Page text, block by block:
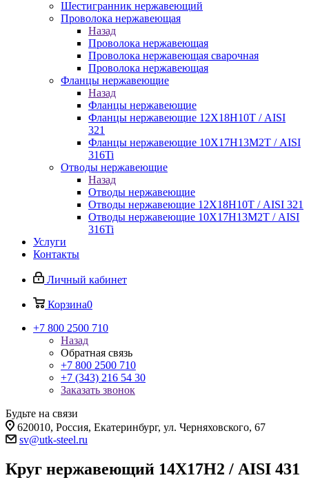
Шестигранник нержавеющий
Проволока нержавеющая
Назад
Проволока нержавеющая
Проволока нержавеющая сварочная
Проволока нержавеющая
Фланцы нержавеющие
Назад
Фланцы нержавеющие
Фланцы нержавеющие 12Х18Н10Т / AISI
321
Фланцы нержавеющие 10Х17Н13М2Т / AISI
316Ti
Отводы нержавеющие
Назад
Отводы нержавеющие
Отводы нержавеющие 12Х18Н10Т / AISI 321
Отводы нержавеющие 10Х17Н13М2Т / AISI
316Ti
Услуги
Контакты
Личный кабинет
Корзина0
+7 800 2500 710
Назад
Обратная связь
+7 800 2500 710
+7 (343) 216 54 30
Заказать звонок
Будьте на связи
620010, Россия, Екатеринбург, ул. Черняховского, 67
sv@utk-steel.ru
Круг нержавеющий 14Х17Н2 / AISI 431